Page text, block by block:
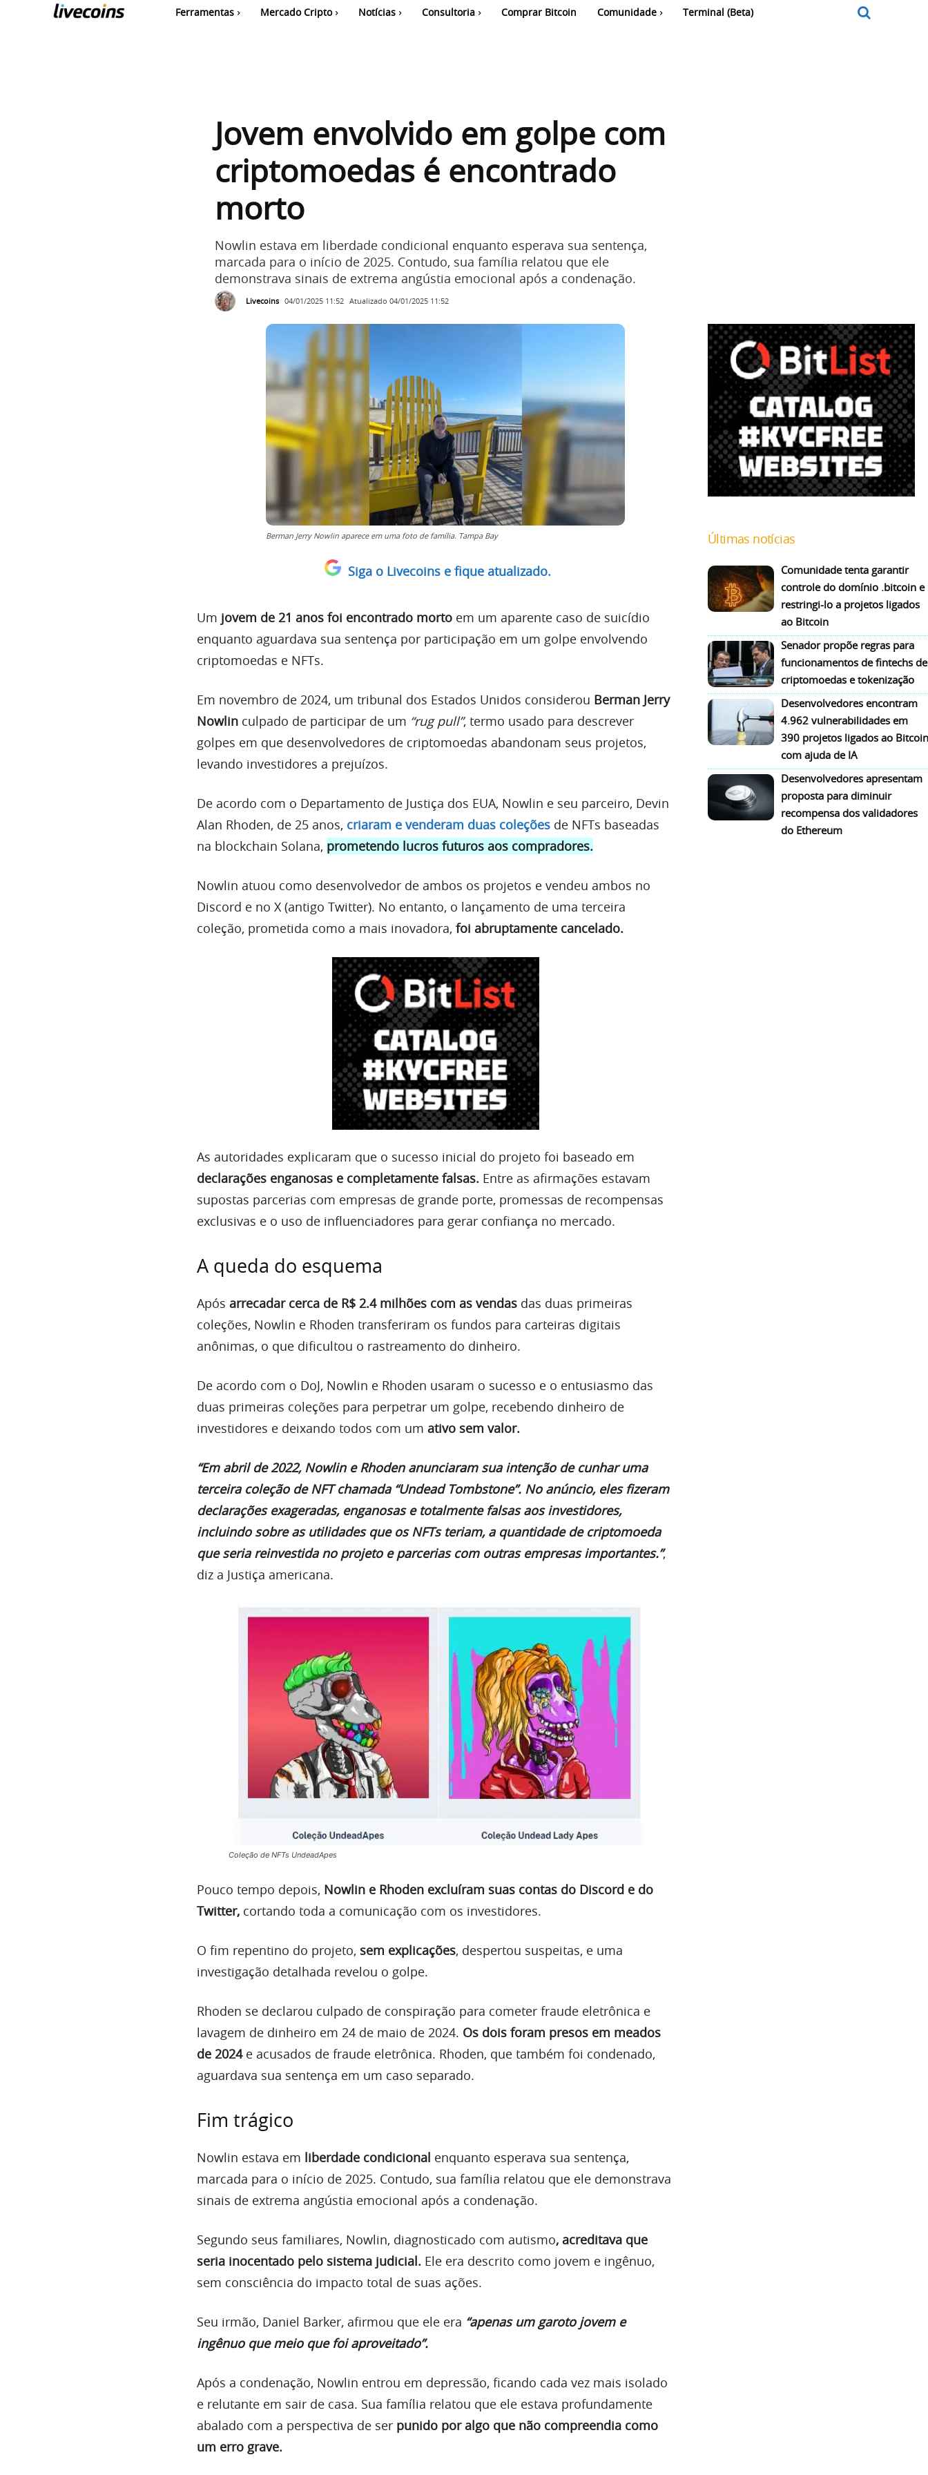
Ferramentas Mercado Cripto Notícias Consultoria Comprar Bitcoin Comunidade Terminal (Beta)
Jovem envolvido em golpe com
criptomoedas é encontrado
morto
Nowlin estava em liberdade condicional enquanto esperava sua sentença,
marcada para o início de 2025. Contudo, sua família relatou que ele
demonstrava sinais de extrema angústia emocional após a condenação.
Livecoins 04/01/2025 11:52 Atualizado 04/01/2025 11:52
Berman Jerry Nowlin aparece em uma foto de família. Tampa Bay
Siga o Livecoins e fique atualizado.
Um jovem de 21 anos foi encontrado morto em um aparente caso de suicídio
enquanto aguardava sua sentença por participação em um golpe envolvendo
criptomoedas e NFTs.
Em novembro de 2024, um tribunal dos Estados Unidos considerou Berman Jerry
Nowlin culpado de participar de um “rug pull”, termo usado para descrever
golpes em que desenvolvedores de criptomoedas abandonam seus projetos,
levando investidores a prejuízos.
De acordo com o Departamento de Justiça dos EUA, Nowlin e seu parceiro, Devin
Alan Rhoden, de 25 anos, criaram e venderam duas coleções de NFTs baseadas
na blockchain Solana, prometendo lucros futuros aos compradores.
Nowlin atuou como desenvolvedor de ambos os projetos e vendeu ambos no
Discord e no X (antigo Twitter). No entanto, o lançamento de uma terceira
coleção, prometida como a mais inovadora, foi abruptamente cancelado.
As autoridades explicaram que o sucesso inicial do projeto foi baseado em
declarações enganosas e completamente falsas. Entre as afirmações estavam
supostas parcerias com empresas de grande porte, promessas de recompensas
exclusivas e o uso de influenciadores para gerar confiança no mercado.
A queda do esquema
Após arrecadar cerca de R$ 2.4 milhões com as vendas das duas primeiras
coleções, Nowlin e Rhoden transferiram os fundos para carteiras digitais
anônimas, o que dificultou o rastreamento do dinheiro.
De acordo com o DoJ, Nowlin e Rhoden usaram o sucesso e o entusiasmo das
duas primeiras coleções para perpetrar um golpe, recebendo dinheiro de
investidores e deixando todos com um ativo sem valor.
“Em abril de 2022, Nowlin e Rhoden anunciaram sua intenção de cunhar uma
terceira coleção de NFT chamada “Undead Tombstone”. No anúncio, eles fizeram
declarações exageradas, enganosas e totalmente falsas aos investidores,
incluindo sobre as utilidades que os NFTs teriam, a quantidade de criptomoeda
que seria reinvestida no projeto e parcerias com outras empresas importantes.”,
diz a Justiça americana.
Coleção de NFTs UndeadApes
Pouco tempo depois, Nowlin e Rhoden excluíram suas contas do Discord e do
Twitter, cortando toda a comunicação com os investidores.
O fim repentino do projeto, sem explicações, despertou suspeitas, e uma
investigação detalhada revelou o golpe.
Rhoden se declarou culpado de conspiração para cometer fraude eletrônica e
lavagem de dinheiro em 24 de maio de 2024. Os dois foram presos em meados
de 2024e acusados de fraude eletrônica. Rhoden, que também foi condenado,
aguardava sua sentença em um caso separado.
Fim trágico
Nowlin estava em liberdade condicional enquanto esperava sua sentença,
marcada para o início de 2025. Contudo, sua família relatou que ele demonstrava
sinais de extrema angústia emocional após a condenação.
Segundo seus familiares, Nowlin, diagnosticado com autismo, acreditava que
seria inocentado pelo sistema judicial. Ele era descrito como jovem e ingênuo,
sem consciência do impacto total de suas ações.
Seu irmão, Daniel Barker, afirmou que ele era “apenas um garoto jovem e
ingênuo que meio que foi aproveitado”.
Após a condenação, Nowlin entrou em depressão, ficando cada vez mais isolado
e relutante em sair de casa. Sua família relatou que ele estava profundamente
abalado com a perspectiva de ser punido por algo que não compreendia como
um erro grave.
Últimas notícias
Comunidade tenta garantir
controle do domínio .bitcoin e
restringi-lo a projetos ligados
ao Bitcoin
Senador propõe regras para
funcionamentos de fintechs de
criptomoedas e tokenização
Desenvolvedores encontram
4.962 vulnerabilidades em
390 projetos ligados ao Bitcoin
com ajuda de IA
Desenvolvedores apresentam
proposta para diminuir
recompensa dos validadores
do Ethereum